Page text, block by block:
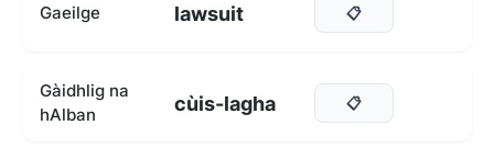
Gaeilge lawsuit 📋
Gàidhlig na
hAlban
cùis-lagha 📋